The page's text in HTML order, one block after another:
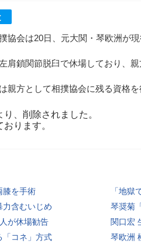
協会は20日、元大関・琴欧洲が
肩鎖関節脱臼で休場しており、
親方として相撲協会に残る資格を
、削除されました。
ります。
膝を手術
「地獄
力含むいじめ
琴奨菊
が休場勧告
関口宏
「コネ」方式
琴欧洲